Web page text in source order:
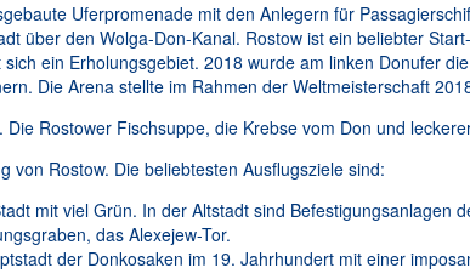
Uferpromenade mit den Anlegern für
über den Wolga-Don-Kanal. Rostow ist ein beliebter
ein Erholungsgebiet. 2018 wurde am linken Donufer
Die Arena stellte im Rahmen der Weltmeisterschaft
Rostower Fischsuppe, die Krebse vom Don und
von Rostow. Die beliebtesten Ausflugsziele sind:
mit viel Grün. In der Altstadt sind
das Alexejew-Tor.
der Donkosaken im 19. Jahrhundert mit einer